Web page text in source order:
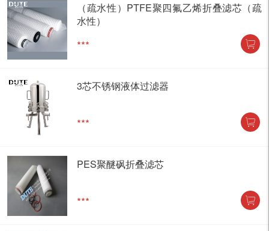
（疏水性）PTFE聚四氟乙烯折叠滤芯（疏
水性）
***
3芯不锈钢液体过滤器
***
PES聚醚砜折叠滤芯
***